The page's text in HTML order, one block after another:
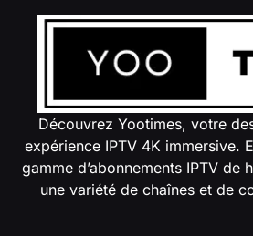
Découvrez Yootimes, votre
expérience IPTV 4K immersive.
gamme d’abonnements IPTV de
une variété de chaînes et de